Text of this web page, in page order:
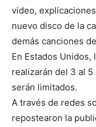
video,
nuevo disco de la
demás canciones
En Estados
realizarán del 3 al
serán limitados.
A través de redes
repostearon la